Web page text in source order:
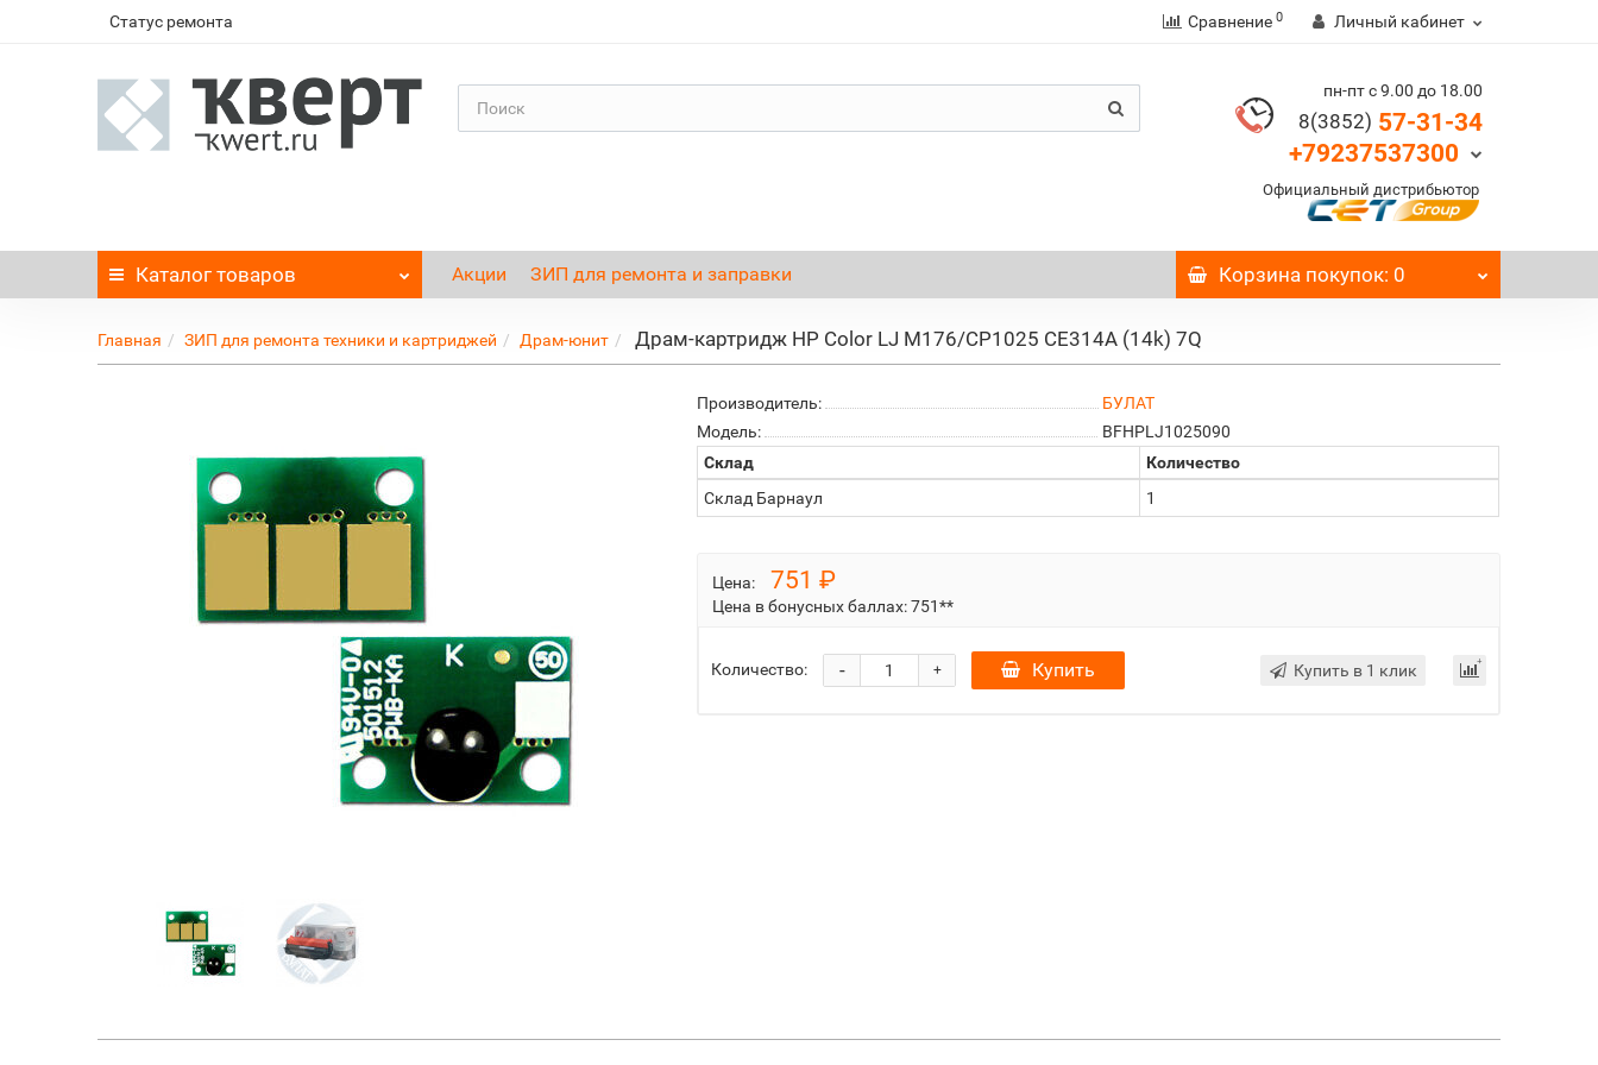
Статус ремонта Сравнение 0 Личный кабинет
пн-пт с 9.00 до 18.00
8(3852) 57-31-34
+79237537300
Официальный дистрибьютор
Каталог товаров Акции ЗИП для ремонта и заправки Корзина покупок: 0
Главная ЗИП для ремонта техники и картриджей Драм-юнит Драм-картридж HP Color LJ M176/CP1025 CE314A (14k) 7Q
Производитель:
БУЛАТ
Модель:
BFHPLJ1025090
Склад
Количество
Склад Барнаул
1
Цена: 751 ₽
Цена в бонусных баллах:751**
Количество: +
- Купить Купить в 1 клик